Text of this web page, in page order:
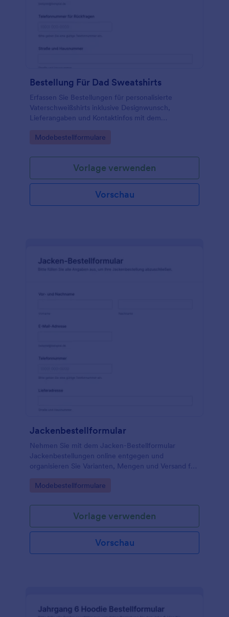
Bestellung Für Dad Sweatshirts
Erfassen Sie Bestellungen für personalisierte
Vaterschweißshirts inklusive Designwunsch,
Lieferangaben und Kontaktinfos mit dem
Shops, Druckereien und Vereine.
Go to Category:
Modebestellformulare
Vorlage verwenden
Vorschau
Jackenbestellformular
Nehmen Sie mit dem Jacken-Bestellformular
Jackenbestellungen online entgegen und
organisieren Sie Varianten, Mengen und Versand für
zentralen Jotform-Formularvorlage.
Go to Category:
Modebestellformulare
Vorlage verwenden
Vorschau